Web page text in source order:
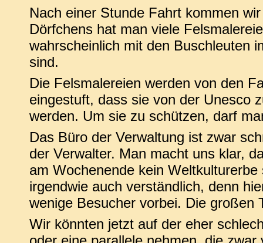
Nach einer Stunde Fahrt kommen
Dörfchens hat man viele
wahrscheinlich mit den Buschleuten
sind.
Die Felsmalereien werden von den
eingestuft, dass sie von der Unesco
werden. Um sie zu schützen, darf
Das Büro der Verwaltung ist zwar
der Verwalter. Man macht uns klar,
am Wochenende kein
irgendwie auch verständlich, denn
wenige Besucher vorbei. Die großen
Wir könnten jetzt auf der eher